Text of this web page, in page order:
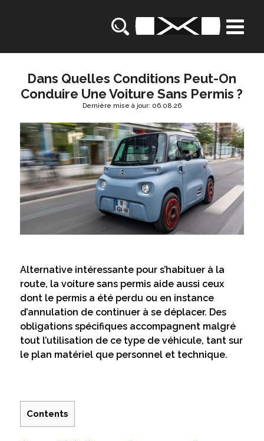
Dans Quelles Conditions Peut-On
Conduire Une Voiture Sans Permis ?
Dernière mise à jour: 06.08.26
Alternative intéressante pour s’habituer à la
route, la voiture sans permis aide aussi ceux
dont le permis a été perdu ou en instance
d’annulation de continuer à se déplacer. Des
obligations spécifiques accompagnent malgré
tout l’utilisation de ce type de véhicule, tant sur
le plan matériel que personnel et technique.
Contents